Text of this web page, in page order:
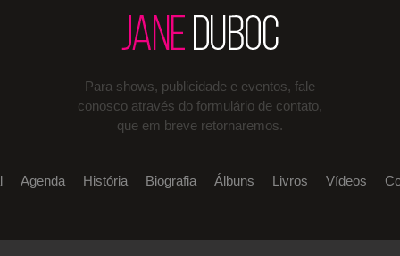
Para shows, publicidade e eventos, fale
conosco através do formulário de contato,
que em breve retornaremos.
Agenda História Biografia Álbuns Livros Vídeos